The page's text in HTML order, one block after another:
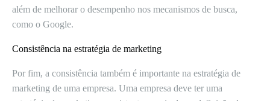
além de melhorar o desempenho nos mecanismos de busca,
como o Google.
Consistência na estratégia de marketing
Por fim, a consistência também é importante na estratégia de
marketing de uma empresa. Uma empresa deve ter uma